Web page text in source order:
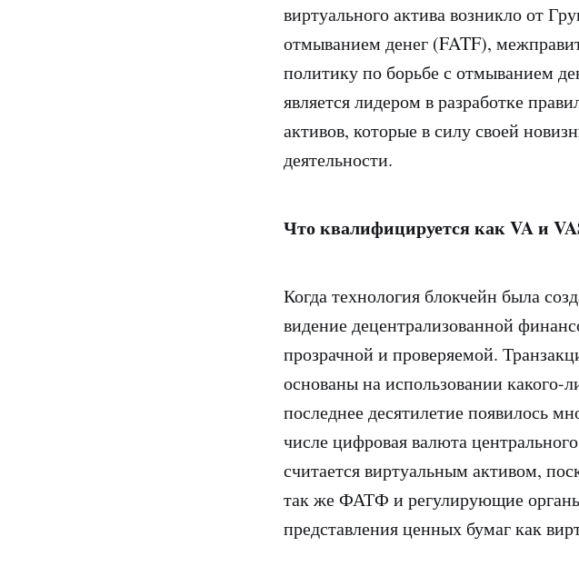
виртуального актива возникло от
отмыванием денег (FATF),
политику по борьбе с отмыванием
является лидером в разработке
активов, которые в силу своей
деятельности.
Что квалифицируется как VA и
Когда технология блокчейн была
видение децентрализованной
прозрачной и проверяемой.
основаны на использовании какого-
последнее десятилетие появилось
числе цифровая валюта
считается виртуальным активом,
так же ФАТФ и регулирующие
представления ценных бумаг как